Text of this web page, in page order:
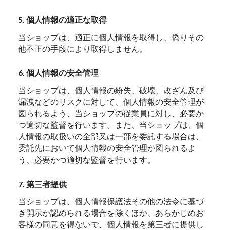
5. 個人情報の適正な取得
当ショップは、適正に個人情報を取得し、偽りその
他不正の手段により取得しません。
6. 個人情報の安全管理
当ショップは、個人情報の紛失、破壊、改ざん及び
漏洩などのリスクに対して、個人情報の安全管理が
図られるよう、当ショップの従業員に対し、必要か
つ適切な監督を行います。また、当ショップは、個
人情報の取扱いの全部又は一部を委託する場合は、
委託先において個人情報の安全管理が図られるよ
う、必要かつ適切な監督を行います。
7. 第三者提供
当ショップは、個人情報保護法その他の法令に基づ
き開示が認められる場合を除くほか、あらかじめお
客様の同意を得ないで、個人情報を第三者に提供し